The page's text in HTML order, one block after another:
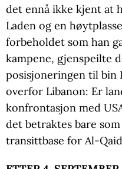
det ennå ikke kjent at
Laden og en
forbeholdet som han
kampene, gjenspeilte
posisjoneringen til bin
overfor Libanon: Er
konfrontasjon med
det betraktes bare
transittbase for Al-